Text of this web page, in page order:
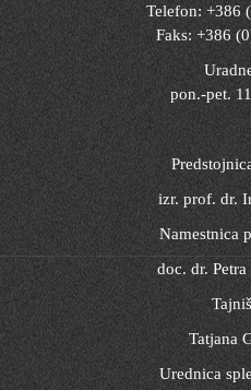
Telefon: +386
Faks: +386
pon.-pet.
izr. prof. dr.
Namestnica
doc. dr.
Tatjana
Urednica